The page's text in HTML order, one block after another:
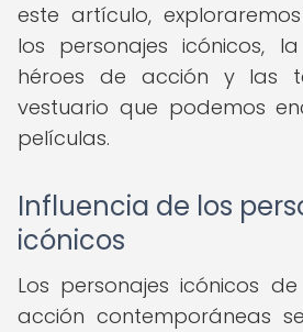
este artículo,
los personajes icónicos,
héroes de acción y las
vestuario que podemos
películas.
Influencia de los
icónicos
Los personajes icónicos
acción contemporáneas